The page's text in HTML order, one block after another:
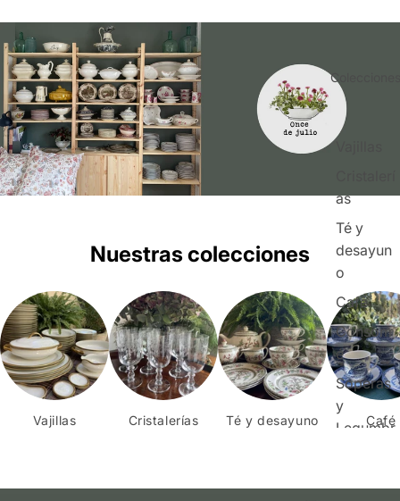
Colecciones
as
Té y
desayun
o
Café
Consom
é
Soperas
y
Legumbr
Nuestras colecciones
Vajillas Cristalerías Té y desayuno Café